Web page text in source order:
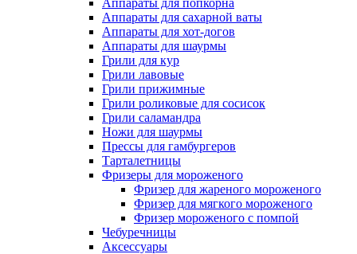
Аппараты для попкорна
Аппараты для сахарной ваты
Аппараты для хот-догов
Аппараты для шаурмы
Грили для кур
Грили лавовые
Грили прижимные
Грили роликовые для сосисок
Грили саламандра
Ножи для шаурмы
Прессы для гамбургеров
Тарталетницы
Фризеры для мороженого
Фризер для жареного мороженого
Фризер для мягкого мороженого
Фризер мороженого с помпой
Чебуречницы
Аксессуары